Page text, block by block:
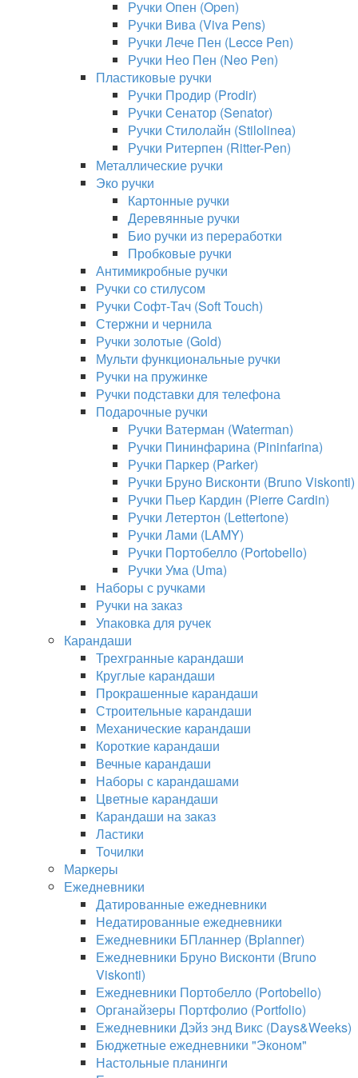
Ручки Опен (Open)
Ручки Вива (Viva Pens)
Ручки Лече Пен (Lecce Pen)
Ручки Нео Пен (Neo Pen)
Пластиковые ручки
Ручки Продир (Prodir)
Ручки Сенатор (Senator)
Ручки Стилолайн (Stilolinea)
Ручки Ритерпен (Ritter-Pen)
Металлические ручки
Эко ручки
Картонные ручки
Деревянные ручки
Био ручки из переработки
Пробковые ручки
Антимикробные ручки
Ручки со стилусом
Ручки Софт-Тач (Soft Touch)
Стержни и чернила
Ручки золотые (Gold)
Мульти функциональные ручки
Ручки на пружинке
Ручки подставки для телефона
Подарочные ручки
Ручки Ватерман (Waterman)
Ручки Пининфарина (Pininfarina)
Ручки Паркер (Parker)
Ручки Бруно Висконти (Bruno Viskonti)
Ручки Пьер Кардин (Pierre Cardin)
Ручки Летертон (Lettertone)
Ручки Лами (LAMY)
Ручки Портобелло (Portobello)
Ручки Ума (Uma)
Наборы с ручками
Ручки на заказ
Упаковка для ручек
Карандаши
Трехгранные карандаши
Круглые карандаши
Прокрашенные карандаши
Строительные карандаши
Механические карандаши
Короткие карандаши
Вечные карандаши
Наборы с карандашами
Цветные карандаши
Карандаши на заказ
Ластики
Точилки
Маркеры
Ежедневники
Датированные ежедневники
Недатированные ежедневники
Ежедневники БПланнер (Bplanner)
Ежедневники Бруно Висконти (Bruno
Viskonti)
Ежедневники Портобелло (Portobello)
Органайзеры Портфолио (Portfolio)
Ежедневники Дэйз энд Викс (Days&Weeks)
Бюджетные ежедневники "Эконом"
Настольные планинги